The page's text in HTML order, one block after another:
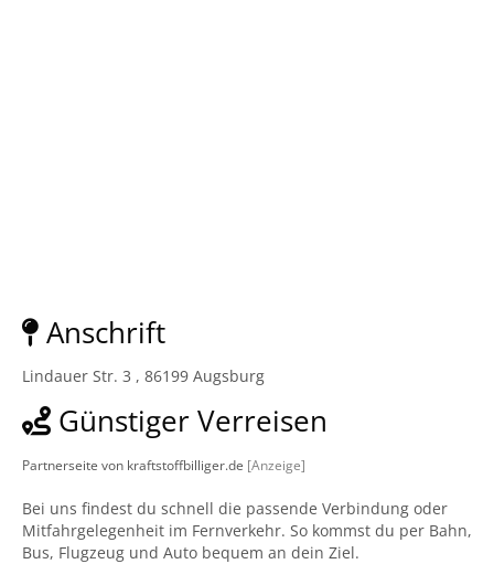
Anschrift
Lindauer Str. 3 , 86199 Augsburg
Günstiger Verreisen
Partnerseite von kraftstoffbilliger.de [Anzeige]
Bei uns findest du schnell die passende Verbindung oder
Mitfahrgelegenheit im Fernverkehr. So kommst du per Bahn,
Bus, Flugzeug und Auto bequem an dein Ziel.